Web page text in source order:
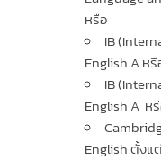
หรือ
IB
English A ห
IB
English A ห
English ตั้งแ